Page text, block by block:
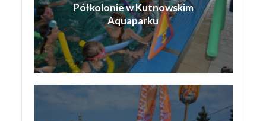
Półkolonie w Kutnowskim
Aquaparku